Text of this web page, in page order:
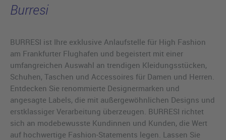
Burresi
BURRESI ist Ihre exklusive Anlaufstelle für High Fashion
am Frankfurter Flughafen und begeistert mit einer
umfangreichen Auswahl an trendigen Kleidungsstücken,
Schuhen, Taschen und Accessoires für Damen und Herren.
Entdecken Sie renommierte Designermarken und
angesagte Labels, die mit außergewöhnlichen Designs und
erstklassiger Verarbeitung überzeugen. BURRESI richtet
sich an modebewusste Kundinnen und Kunden, die Wert
auf hochwertige Fashion-Statements legen. Lassen Sie